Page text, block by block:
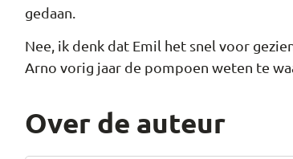
gedaan.
Nee, ik denk dat Emil het snel voor
Arno vorig jaar de pompoen weten te
Over de auteur